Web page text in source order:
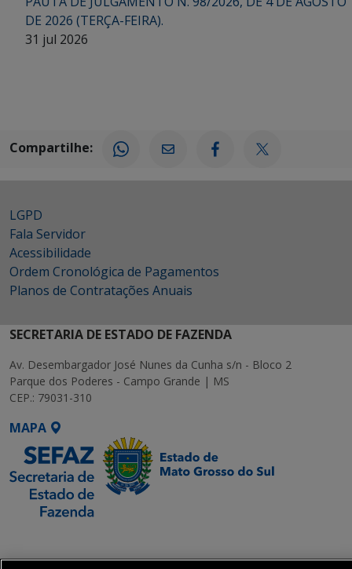
DE 2026 (TERÇA-FEIRA).
31 jul 2026
Compartilhe:
LGPD
Fala Servidor
Acessibilidade
Ordem Cronológica de Pagamentos
Planos de Contratações Anuais
SECRETARIA DE ESTADO DE FAZENDA
Av. Desembargador José Nunes da Cunha s/n - Bloco 2
Parque dos Poderes - Campo Grande | MS
CEP.: 79031-310
MAPA
Executiva de